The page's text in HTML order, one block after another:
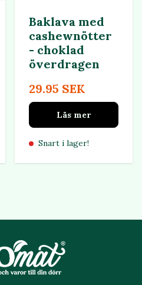
Baklava med
cashewnötter
- choklad
överdragen
29.95 SEK
Läs mer
Snart i lager!